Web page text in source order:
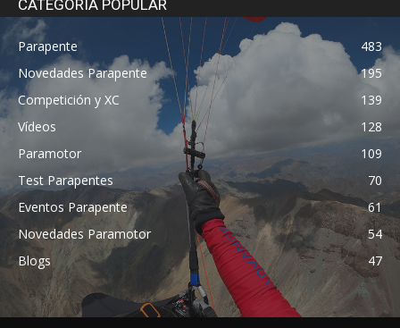
CATEGORÍA POPULAR
Parapente
483
Novedades Parapente
195
Competición y XC
139
Vídeos
128
Paramotor
109
Test Parapentes
70
Eventos Parapente
61
Novedades Paramotor
54
Blogs
47